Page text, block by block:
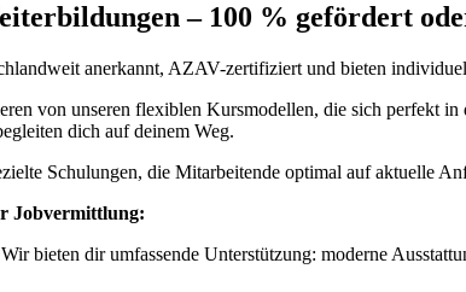
– 100 % gefördert
anerkannt, AZAV-zertifiziert und bieten
von unseren flexiblen Kursmodellen, die sich perfekt
dich auf deinem Weg.
Schulungen, die Mitarbeitende optimal auf aktuelle
Jobvermittlung:
bieten dir umfassende Unterstützung: moderne